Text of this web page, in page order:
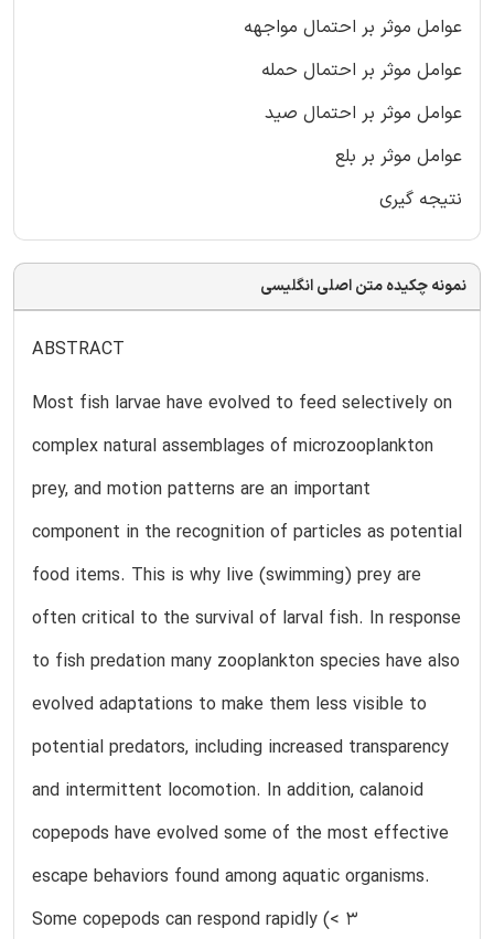
عوامل موثر بر احتمال مواجهه
عوامل موثر بر احتمال حمله
عوامل موثر بر احتمال صید
عوامل موثر بر بلع
نتیجه گیری
نمونه چکیده متن اصلی انگلیسی
ABSTRACT
Most fish larvae have evolved to feed selectively on
complex natural assemblages of microzooplankton
prey, and motion patterns are an important
component in the recognition of particles as potential
food items. This is why live (swimming) prey are
often critical to the survival of larval fish. In response
to fish predation many zooplankton species have also
evolved adaptations to make them less visible to
potential predators, including increased transparency
and intermittent locomotion. In addition, calanoid
copepods have evolved some of the most effective
escape behaviors found among aquatic organisms.
Some copepods can respond rapidly (< 3